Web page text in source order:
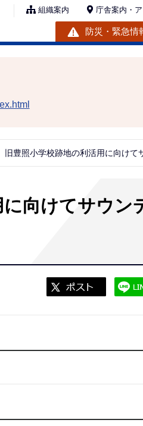
組織案内 庁舎案内・
防災・緊急情
旧豊照小学校跡地の利活用に向け
に向けてサウン